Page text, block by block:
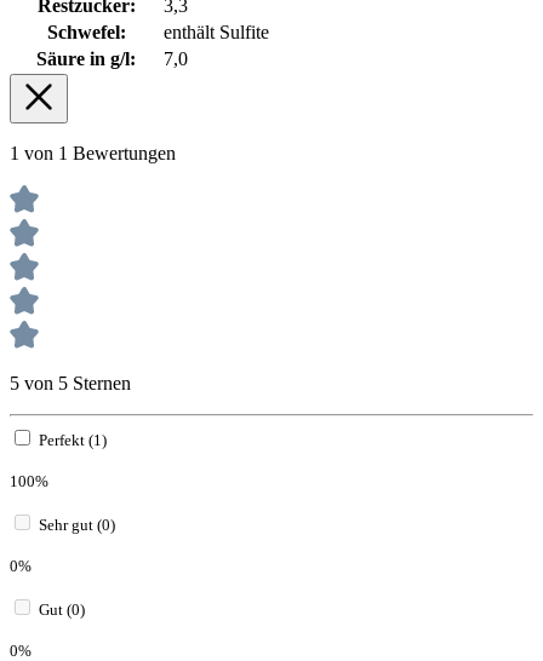
Restzucker:
3,3
Schwefel:
enthält Sulfite
Säure in g/l:
7,0
1 von 1 Bewertungen
5 von 5 Sternen
Perfekt (1)
100%
Sehr gut (0)
0%
Gut (0)
0%